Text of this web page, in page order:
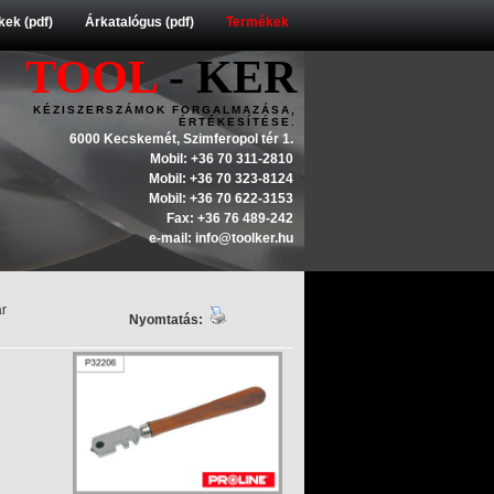
(pdf) Árkatalógus (pdf) Termékek
TOOL- KER
KÉZISZERSZÁMOK FORGALMAZÁSA,
ÉRTÉKESÍTÉSE.
6000 Kecskemét, Szimferopol tér 1.
Mobil: +36 70 311-2810
Mobil: +36 70 323-8124
Mobil: +36 70 622-3153
Fax: +36 76 489-242
e-mail: info@toolker.hu
Nyomtatás: